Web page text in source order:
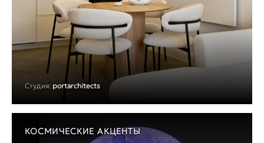
Студия: portarchitects
КОСМИЧЕСКИЕ АКЦЕНТЫ